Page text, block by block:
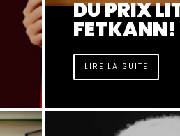
DU PRIX
FETKANN!
LIRE LA SUITE